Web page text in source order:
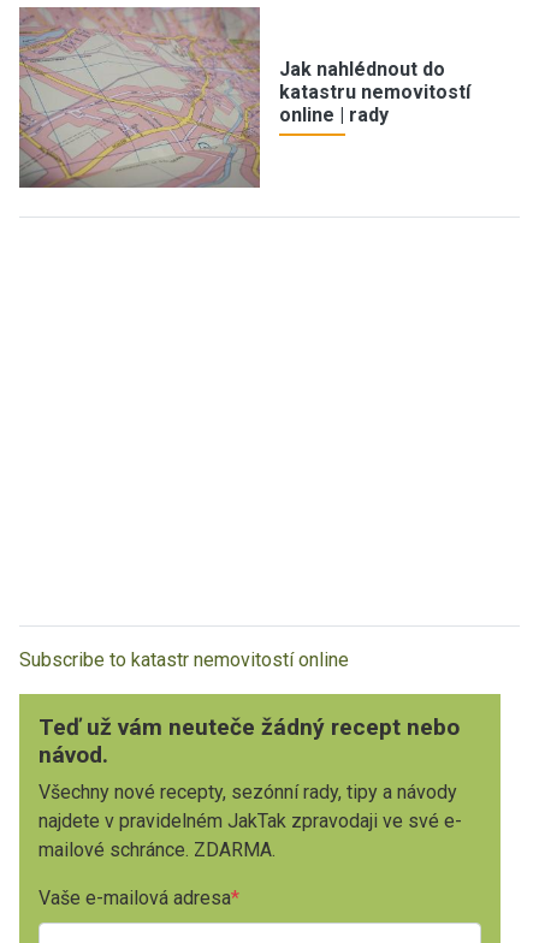
Jak nahlédnout do
katastru nemovitostí
online | rady
Subscribe to katastr nemovitostí online
Teď už vám neuteče žádný recept nebo
návod.
Všechny nové recepty, sezónní rady, tipy a návody
najdete v pravidelném JakTak zpravodaji ve své e-
mailové schránce. ZDARMA.
Vaše e-mailová adresa